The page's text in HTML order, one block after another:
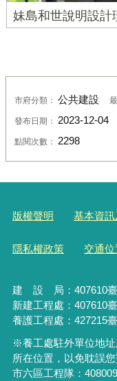
妹島和世說明設計
市府分類： 公共建設
發布日期： 2023-12-04
點閱次數： 2298
版權聲明 基本資
隱私權政策 交通位
建 設 局： 407610
新建工程處：407610
養護工程處：427215
※養工處駐外單位地
所在位置，以免耽誤
市六區工程隊：